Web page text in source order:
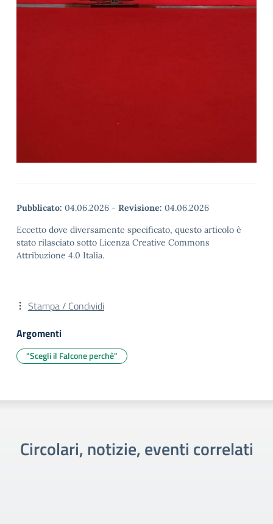
Pubblicato: 04.06.2026 - Revisione: 04.06.2026
Eccetto dove diversamente specificato, questo articolo è
stato rilasciato sotto Licenza Creative Commons
Attribuzione 4.0 Italia.
Stampa / Condividi
Argomenti
"Scegli il Falcone perchè"
Circolari, notizie, eventi correlati